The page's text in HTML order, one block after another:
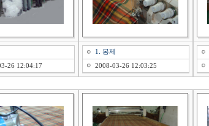
26 12:04:17
1. 봉제
2008-03-26 12:03:25